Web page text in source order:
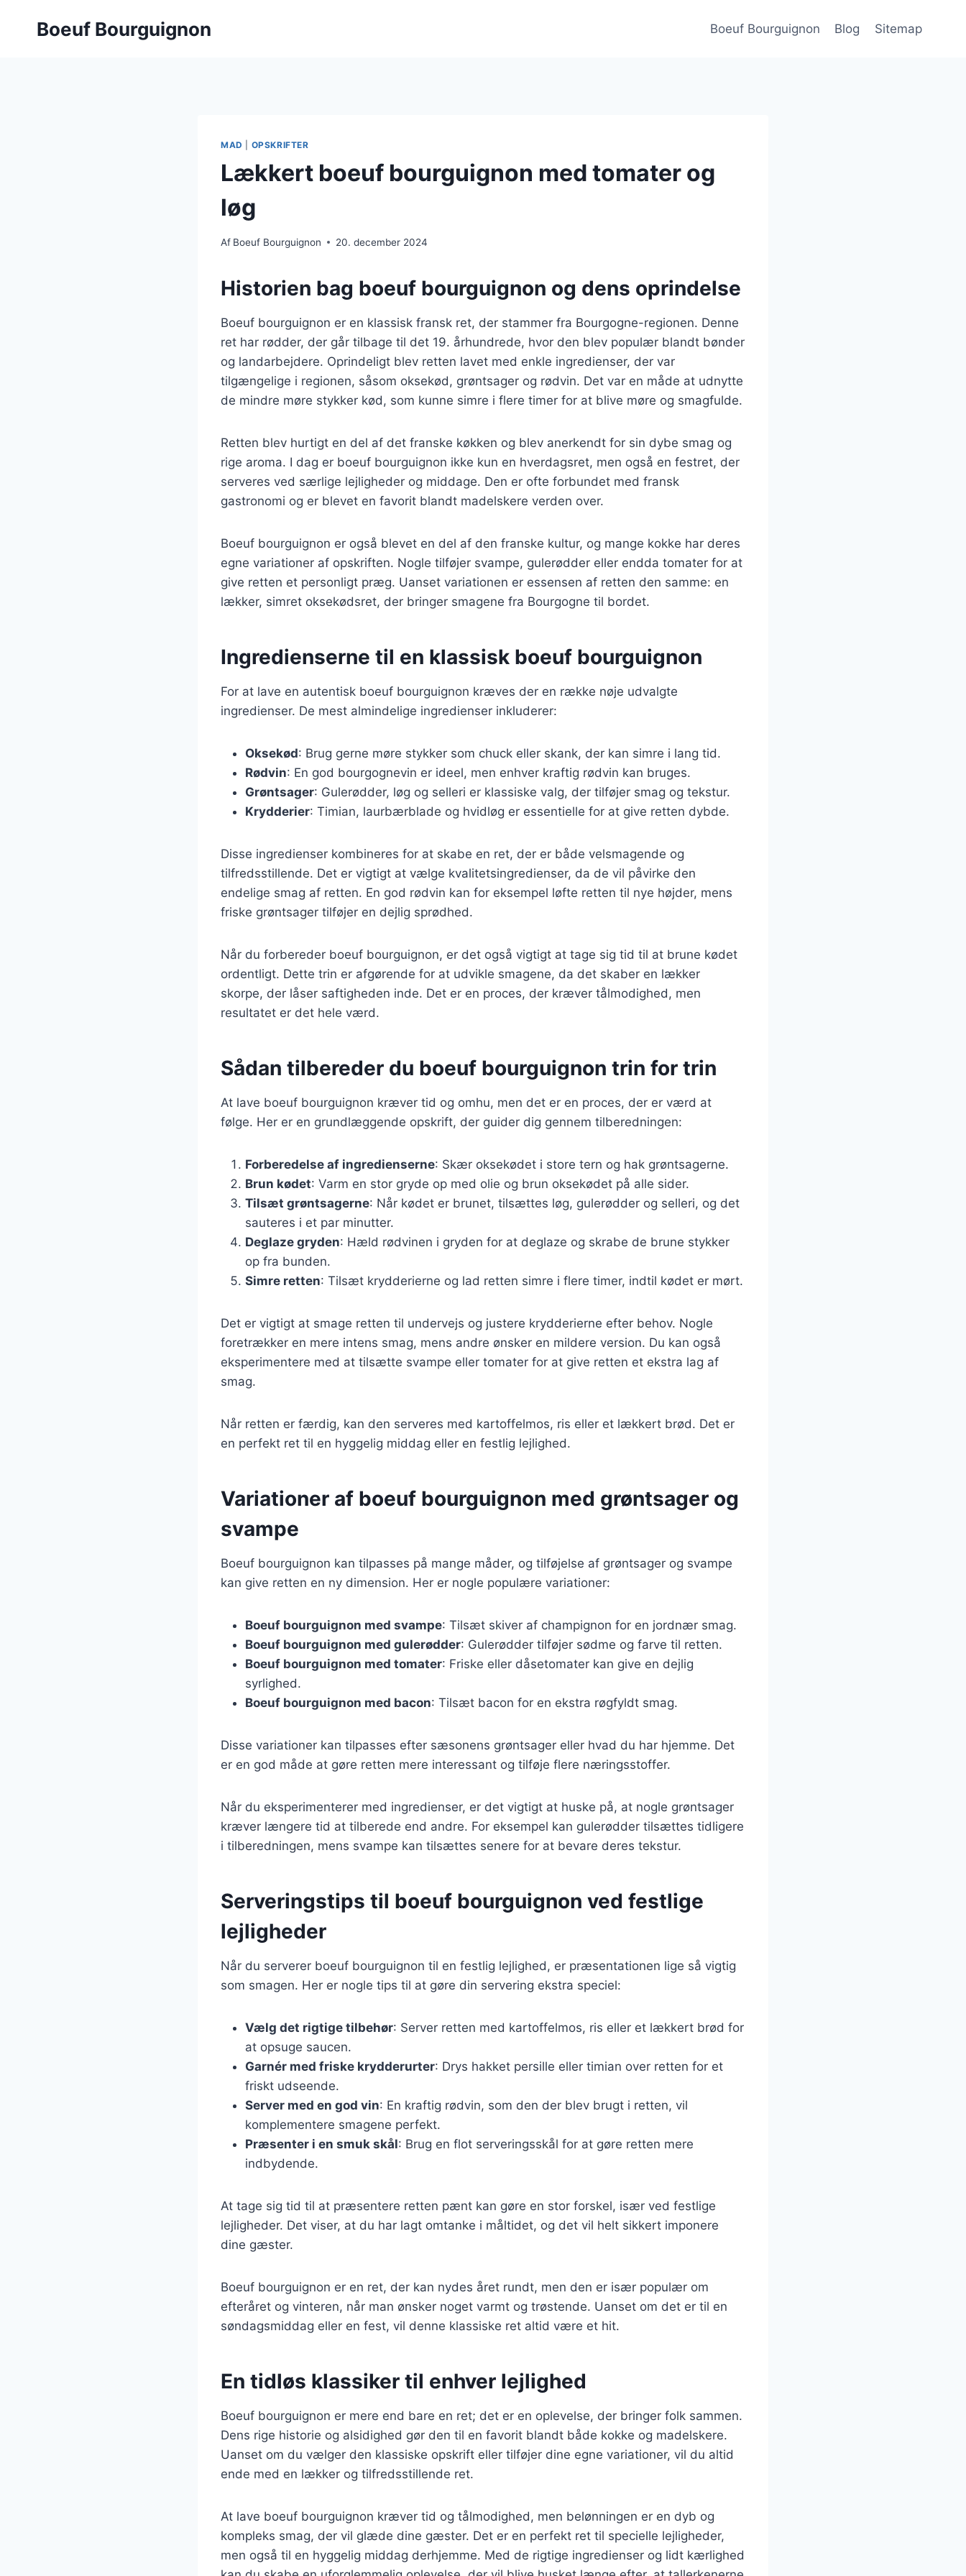
Boeuf Bourguignon Boeuf Bourguignon Blog Sitemap
MAD OPSKRIFTER
Lækkert boeuf bourguignon med tomater og
løg
Af Boeuf Bourguignon 20. december 2024
Historien bag boeuf bourguignon og dens oprindelse
Boeuf bourguignon er en klassisk fransk ret, der stammer fra Bourgogne-regionen. Denne
ret har rødder, der går tilbage til det 19. århundrede, hvor den blev populær blandt bønder
og landarbejdere. Oprindeligt blev retten lavet med enkle ingredienser, der var
tilgængelige i regionen, såsom oksekød, grøntsager og rødvin. Det var en måde at udnytte
de mindre møre stykker kød, som kunne simre i flere timer for at blive møre og smagfulde.
Retten blev hurtigt en del af det franske køkken og blev anerkendt for sin dybe smag og
rige aroma. I dag er boeuf bourguignon ikke kun en hverdagsret, men også en festret, der
serveres ved særlige lejligheder og middage. Den er ofte forbundet med fransk
gastronomi og er blevet en favorit blandt madelskere verden over.
Boeuf bourguignon er også blevet en del af den franske kultur, og mange kokke har deres
egne variationer af opskriften. Nogle tilføjer svampe, gulerødder eller endda tomater for at
give retten et personligt præg. Uanset variationen er essensen af retten den samme: en
lækker, simret oksekødsret, der bringer smagene fra Bourgogne til bordet.
Ingredienserne til en klassisk boeuf bourguignon
For at lave en autentisk boeuf bourguignon kræves der en række nøje udvalgte
ingredienser. De mest almindelige ingredienser inkluderer:
Oksekød: Brug gerne møre stykker som chuck eller skank, der kan simre i lang tid.
Rødvin: En god bourgognevin er ideel, men enhver kraftig rødvin kan bruges.
Grøntsager: Gulerødder, løg og selleri er klassiske valg, der tilføjer smag og tekstur.
Krydderier: Timian, laurbærblade og hvidløg er essentielle for at give retten dybde.
Disse ingredienser kombineres for at skabe en ret, der er både velsmagende og
tilfredsstillende. Det er vigtigt at vælge kvalitetsingredienser, da de vil påvirke den
endelige smag af retten. En god rødvin kan for eksempel løfte retten til nye højder, mens
friske grøntsager tilføjer en dejlig sprødhed.
Når du forbereder boeuf bourguignon, er det også vigtigt at tage sig tid til at brune kødet
ordentligt. Dette trin er afgørende for at udvikle smagene, da det skaber en lækker
skorpe, der låser saftigheden inde. Det er en proces, der kræver tålmodighed, men
resultatet er det hele værd.
Sådan tilbereder du boeuf bourguignon trin for trin
At lave boeuf bourguignon kræver tid og omhu, men det er en proces, der er værd at
følge. Her er en grundlæggende opskrift, der guider dig gennem tilberedningen:
Forberedelse af ingredienserne: Skær oksekødet i store tern og hak grøntsagerne.
Brun kødet: Varm en stor gryde op med olie og brun oksekødet på alle sider.
Tilsæt grøntsagerne: Når kødet er brunet, tilsættes løg, gulerødder og selleri, og det
sauteres i et par minutter.
Deglaze gryden: Hæld rødvinen i gryden for at deglaze og skrabe de brune stykker
op fra bunden.
Simre retten: Tilsæt krydderierne og lad retten simre i flere timer, indtil kødet er mørt.
Det er vigtigt at smage retten til undervejs og justere krydderierne efter behov. Nogle
foretrækker en mere intens smag, mens andre ønsker en mildere version. Du kan også
eksperimentere med at tilsætte svampe eller tomater for at give retten et ekstra lag af
smag.
Når retten er færdig, kan den serveres med kartoffelmos, ris eller et lækkert brød. Det er
en perfekt ret til en hyggelig middag eller en festlig lejlighed.
Variationer af boeuf bourguignon med grøntsager og
svampe
Boeuf bourguignon kan tilpasses på mange måder, og tilføjelse af grøntsager og svampe
kan give retten en ny dimension. Her er nogle populære variationer:
Boeuf bourguignon med svampe: Tilsæt skiver af champignon for en jordnær smag.
Boeuf bourguignon med gulerødder: Gulerødder tilføjer sødme og farve til retten.
Boeuf bourguignon med tomater: Friske eller dåsetomater kan give en dejlig
syrlighed.
Boeuf bourguignon med bacon: Tilsæt bacon for en ekstra røgfyldt smag.
Disse variationer kan tilpasses efter sæsonens grøntsager eller hvad du har hjemme. Det
er en god måde at gøre retten mere interessant og tilføje flere næringsstoffer.
Når du eksperimenterer med ingredienser, er det vigtigt at huske på, at nogle grøntsager
kræver længere tid at tilberede end andre. For eksempel kan gulerødder tilsættes tidligere
i tilberedningen, mens svampe kan tilsættes senere for at bevare deres tekstur.
Serveringstips til boeuf bourguignon ved festlige
lejligheder
Når du serverer boeuf bourguignon til en festlig lejlighed, er præsentationen lige så vigtig
som smagen. Her er nogle tips til at gøre din servering ekstra speciel:
Vælg det rigtige tilbehør: Server retten med kartoffelmos, ris eller et lækkert brød for
at opsuge saucen.
Garnér med friske krydderurter: Drys hakket persille eller timian over retten for et
friskt udseende.
Server med en god vin: En kraftig rødvin, som den der blev brugt i retten, vil
komplementere smagene perfekt.
Præsenter i en smuk skål: Brug en flot serveringsskål for at gøre retten mere
indbydende.
At tage sig tid til at præsentere retten pænt kan gøre en stor forskel, især ved festlige
lejligheder. Det viser, at du har lagt omtanke i måltidet, og det vil helt sikkert imponere
dine gæster.
Boeuf bourguignon er en ret, der kan nydes året rundt, men den er især populær om
efteråret og vinteren, når man ønsker noget varmt og trøstende. Uanset om det er til en
søndagsmiddag eller en fest, vil denne klassiske ret altid være et hit.
En tidløs klassiker til enhver lejlighed
Boeuf bourguignon er mere end bare en ret; det er en oplevelse, der bringer folk sammen.
Dens rige historie og alsidighed gør den til en favorit blandt både kokke og madelskere.
Uanset om du vælger den klassiske opskrift eller tilføjer dine egne variationer, vil du altid
ende med en lækker og tilfredsstillende ret.
At lave boeuf bourguignon kræver tid og tålmodighed, men belønningen er en dyb og
kompleks smag, der vil glæde dine gæster. Det er en perfekt ret til specielle lejligheder,
men også til en hyggelig middag derhjemme. Med de rigtige ingredienser og lidt kærlighed